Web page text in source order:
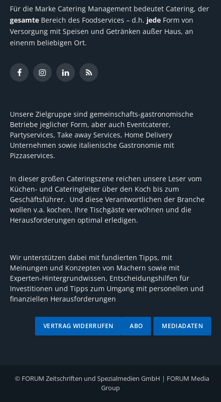
Für die Marke Catering Management bedeutet Catering, der
gesamte Bereich des Foodservices – d.h. jede Form von
Versorgung mit Speisen und Getränken außer Haus, an
einenm beliebigen Ort.
FacebookInstagramLinkedInRSS
Unsere Zielgruppe sind gemeinschafts-gastronomische
Betriebe jeglicher Form, aber auch Eventcaterer,
Partyservices, Take away Services, Home Delivery
Unternehmen sowie italienische Gastronomie mit
Pizzaservices.
In dieser großen Cateringszene reichen unsere Leser vom
Küchen- und Cateringleiter über den Koch bis zum
Geschäftsführer. Und diese Verantwortlichen der Branche
wollen v.a. kochen, Ihre Tischgäste verwöhnen und die
Herausforderungen optimal erledigen.
Wir unterstützen dabei mit fundierten Tipps, mit
Meinungen und Konzepten von Machern sowie mit
Experten-Hintergrundwissen, Entscheidungshilfen für
Investitionen und Tipps zum Umgang mit personellen und
finanziellen Herausforderungen
MEDIADATEN
ABO
VERTRAG WIDERRUFEN
© FORUM Zeitschriften und Spezialmedien GmbH | FORUM Media
Group